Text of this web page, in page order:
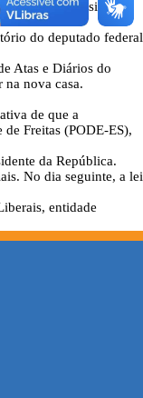
requisitada
do deputado federal
Atas e Diários do
nova casa.
de que a
Freitas (PODE-ES),
da República.
No dia seguinte, a lei
entidade